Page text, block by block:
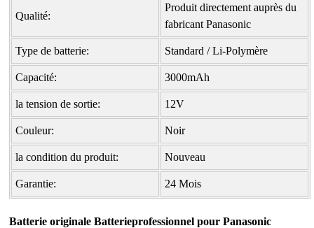
Qualité:
Produit directement auprès du
fabricant Panasonic
Type de batterie: Standard / Li-Polymère
Capacité: 3000mAh
la tension de sortie: 12V
Couleur: Noir
la condition du produit: Nouveau
Garantie: 24 Mois
Batterie originale Batterieprofessionnel pour Panasonic